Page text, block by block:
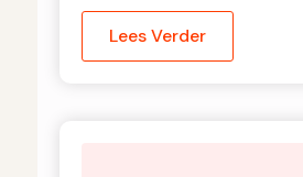
Lees Verder